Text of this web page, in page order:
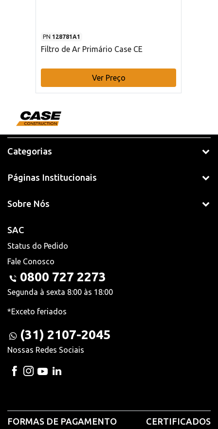
PN 128781A1
Filtro de Ar Primário Case CE
Ver Preço
Categorias
Páginas Institucionais
Sobre Nós
SAC
Status do Pedido
Fale Conosco
0800 727 2273
Segunda à sexta 8:00 às 18:00
*Exceto feriados
(31) 2107-2045
Nossas Redes Sociais
FORMAS DE PAGAMENTO CERTIFICADOS